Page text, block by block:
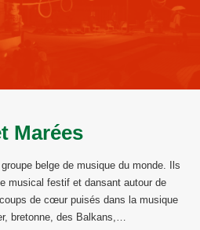
Marées
belge de musique du monde. Ils
musical festif et dansant autour de
de cœur puisés dans la musique
bretonne, des Balkans,…